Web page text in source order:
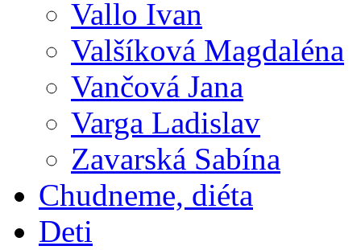
Vallo Ivan
Valšíková Magdaléna
Vančová Jana
Varga Ladislav
Zavarská Sabína
Chudneme, diéta
Deti